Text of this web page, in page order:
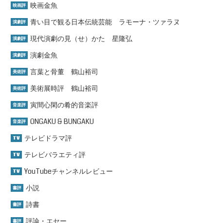
映画評 映画金魚
演劇評 青い目で観る日本伝統芸能 ラモーナ・ツァラヌ
演劇評 現代演劇の見（せ）かた 星隆弘
演劇評 演劇金魚
美術評 言葉と骨董 鶴山裕司
美術評 美術展時評 鶴山裕司
音楽評 寅間心閑の肴的音楽評
音楽評 ONGAKU & BUNGAKU
TV テレビドラマ評
TV テレビバラエティ評
TV YouTubeチャンネルレビュー
書評 小説
書評 詩書
書評